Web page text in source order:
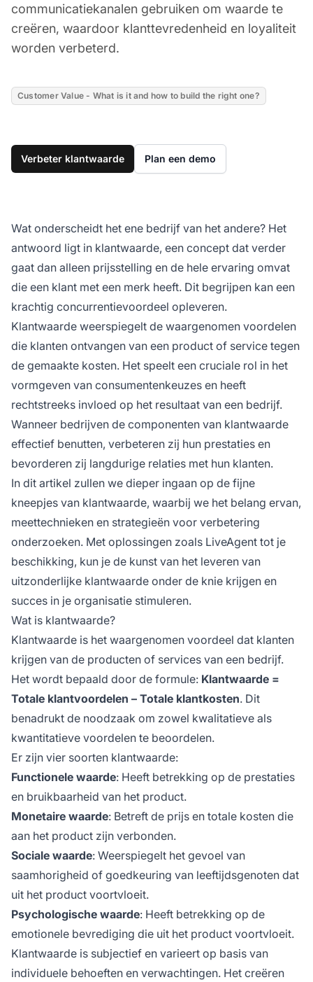
communicatiekanalen gebruiken om waarde te
creëren, waardoor klanttevredenheid en loyaliteit
worden verbeterd.
Customer Value - What is it and how to build the right one?
Verbeter klantwaarde Plan een demo
Wat onderscheidt het ene bedrijf van het andere? Het
antwoord ligt in klantwaarde, een concept dat verder
gaat dan alleen prijsstelling en de hele ervaring omvat
die een klant met een merk heeft. Dit begrijpen kan een
krachtig concurrentievoordeel opleveren.
Klantwaarde weerspiegelt de waargenomen voordelen
die klanten ontvangen van een product of service tegen
de gemaakte kosten. Het speelt een cruciale rol in het
vormgeven van consumentenkeuzes en heeft
rechtstreeks invloed op het resultaat van een bedrijf.
Wanneer bedrijven de componenten van klantwaarde
effectief benutten, verbeteren zij hun prestaties en
bevorderen zij langdurige relaties met hun klanten.
In dit artikel zullen we dieper ingaan op de fijne
kneepjes van klantwaarde, waarbij we het belang ervan,
meettechnieken en strategieën voor verbetering
onderzoeken. Met oplossingen zoals LiveAgent tot je
beschikking, kun je de kunst van het leveren van
uitzonderlijke klantwaarde onder de knie krijgen en
succes in je organisatie stimuleren.
Wat is klantwaarde?
Klantwaarde is het waargenomen voordeel dat klanten
krijgen van de producten of services van een bedrijf.
Het wordt bepaald door de formule: Klantwaarde =
Totale klantvoordelen – Totale klantkosten. Dit
benadrukt de noodzaak om zowel kwalitatieve als
kwantitatieve voordelen te beoordelen.
Er zijn vier soorten klantwaarde:
Functionele waarde: Heeft betrekking op de prestaties
en bruikbaarheid van het product.
Monetaire waarde: Betreft de prijs en totale kosten die
aan het product zijn verbonden.
Sociale waarde: Weerspiegelt het gevoel van
saamhorigheid of goedkeuring van leeftijdsgenoten dat
uit het product voortvloeit.
Psychologische waarde: Heeft betrekking op de
emotionele bevrediging die uit het product voortvloeit.
Klantwaarde is subjectief en varieert op basis van
individuele behoeften en verwachtingen. Het creëren